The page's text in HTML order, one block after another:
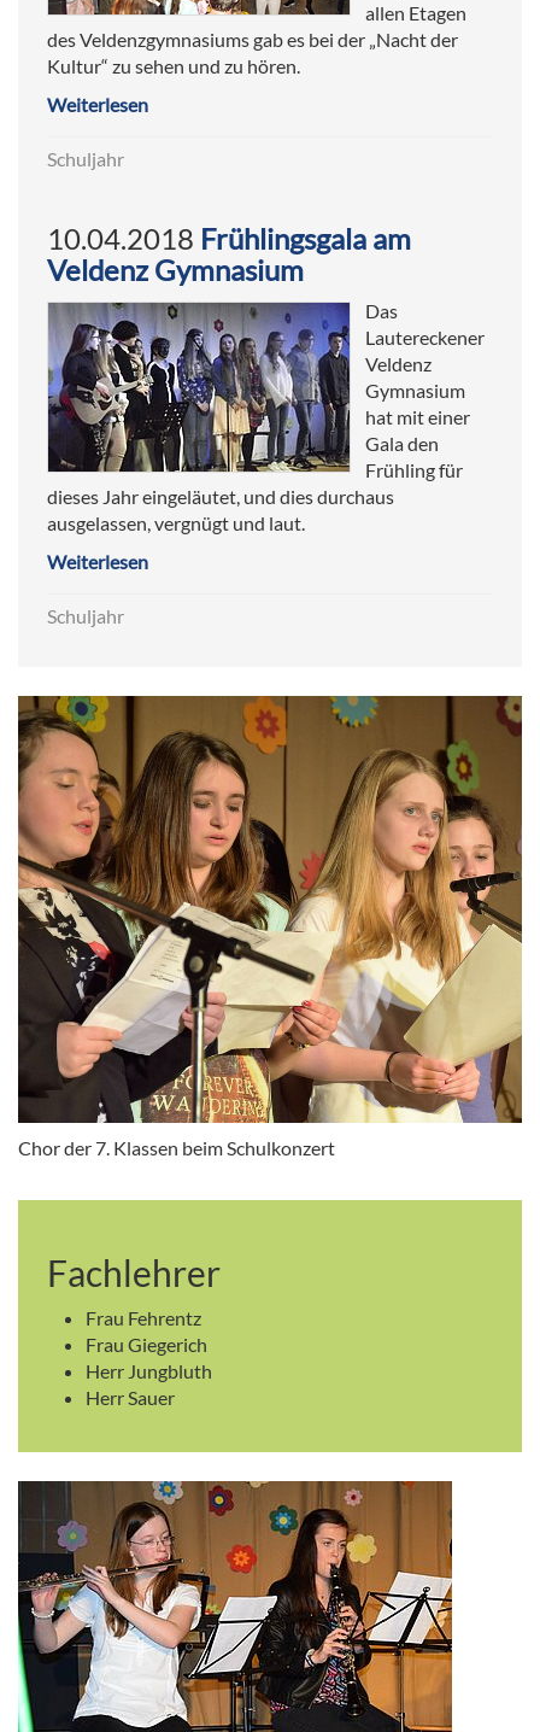
allen Etagen
des Veldenzgymnasiums gab es bei der „Nacht der
Kultur“ zu sehen und zu hören.
Weiterlesen
Schuljahr
10.04.2018 Frühlingsgala am
Veldenz Gymnasium
Das
Lautereckener
Veldenz
Gymnasium
hat mit einer
Gala den
Frühling für
dieses Jahr eingeläutet, und dies durchaus
ausgelassen, vergnügt und laut.
Weiterlesen
Schuljahr
Chor der 7. Klassen beim Schulkonzert
Fachlehrer
Frau Fehrentz
Frau Giegerich
Herr Jungbluth
Herr Sauer